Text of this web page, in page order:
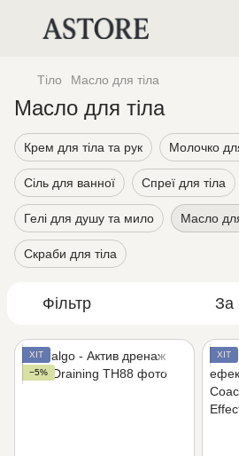
Тіло Масло для тіла
Масло для тіла
Крем для тіла та рук Молочко
Сіль для ванної Спреї для тіла
Гелі для душу та мило Масло
Скраби для тіла
Фільтр За
ХІТ
−5%
ХІТ